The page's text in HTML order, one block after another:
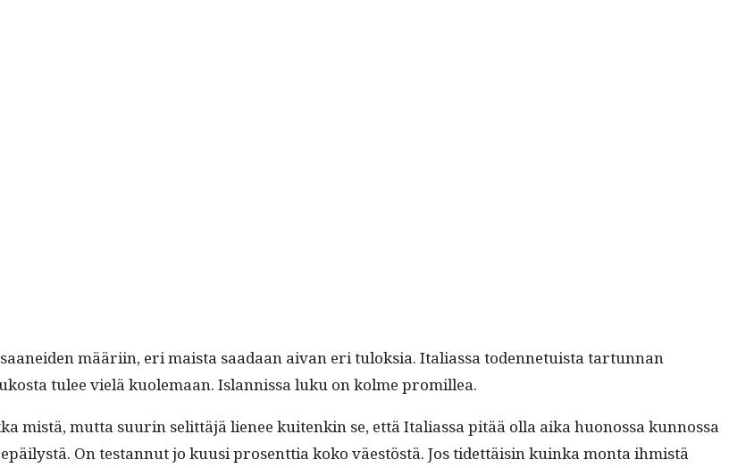
määri­in, eri maista saadaan aivan eri tulok­sia. Ital­ias­sa toden­ne­tu­ista tar­tun­nan
tulee vielä kuole­maan. Islannis­sa luku on kolme promillea.
mis­tä, mut­ta suurin selit­täjä lie­nee kuitenkin se, että Ital­ias­sa pitää olla aika huonos­sa kun­nos­sa
On tes­tannut jo kuusi pros­ent­tia koko väestöstä. Jos tidet­täisin kuin­ka mon­ta ihmistä